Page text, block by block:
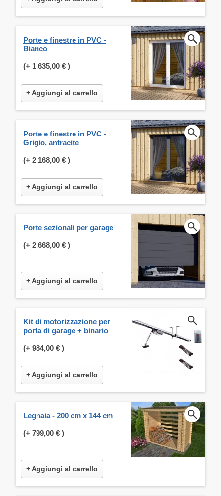
Porte e finestre in PVC -
Bianco
(+ 1.635,00 € )
+ Aggiungi al carrello
Porte e finestre in PVC -
Grigio, antracite
(+ 2.168,00 € )
+ Aggiungi al carrello
Porte sezionali per garage
(+ 2.668,00 € )
+ Aggiungi al carrello
Kit di motorizzazione per
porta di garage + binario
(+ 984,00 € )
+ Aggiungi al carrello
Legnaia - 200 cm x 144 cm
(+ 799,00 € )
+ Aggiungi al carrello